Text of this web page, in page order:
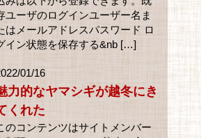
ユーザのログインユーザー名ま
はメールアドレスパスワード ロ
イン状態を保存する&nb […]
01/16
力的なヤマシギが越冬にき
くれた
のコンテンツはサイトメンバー